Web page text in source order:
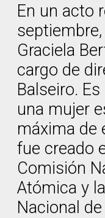
En un acto
Graciela
cargo de
Balseiro.
una mujer
máxima de
fue creado
Comisión
Atómica y
Nacional